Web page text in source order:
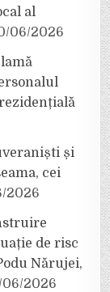
al
06/2026
și
cei
2026
de risc
Nărujei,
06/2026